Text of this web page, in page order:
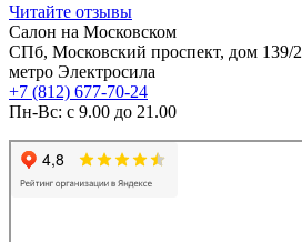
Читайте отзывы
Салон на Московском
СПб, Московский проспект, дом 139/2
метро Электросила
+7 (812) 677-70-24
Пн-Вс: с 9.00 до 21.00